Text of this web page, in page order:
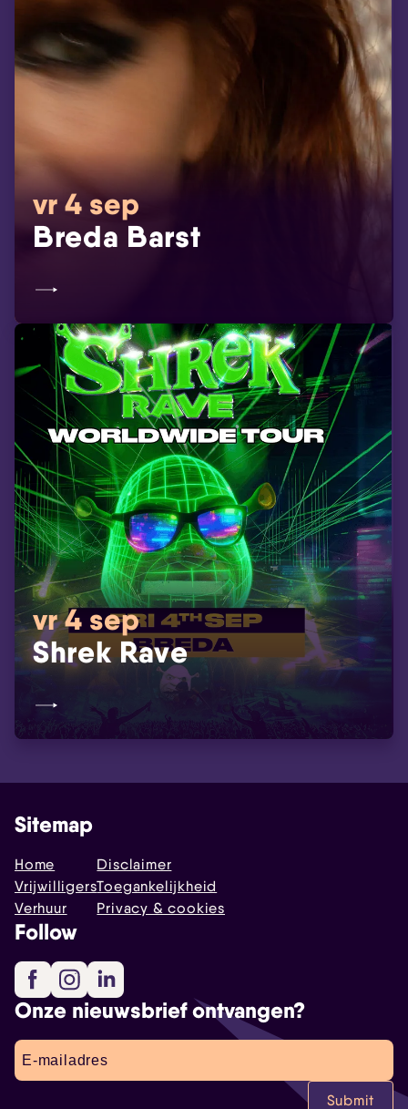
vr 4 sep
Breda Barst
vr 4 sep
Shrek Rave
Sitemap
Home
Vrijwilligers
Verhuur
Disclaimer
Toegankelijkheid
Privacy & cookies
Follow
FacebookInstagram
Onze nieuwsbrief ontvangen?